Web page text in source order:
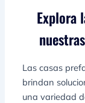
Explora
Las casas
brindan
una variedad